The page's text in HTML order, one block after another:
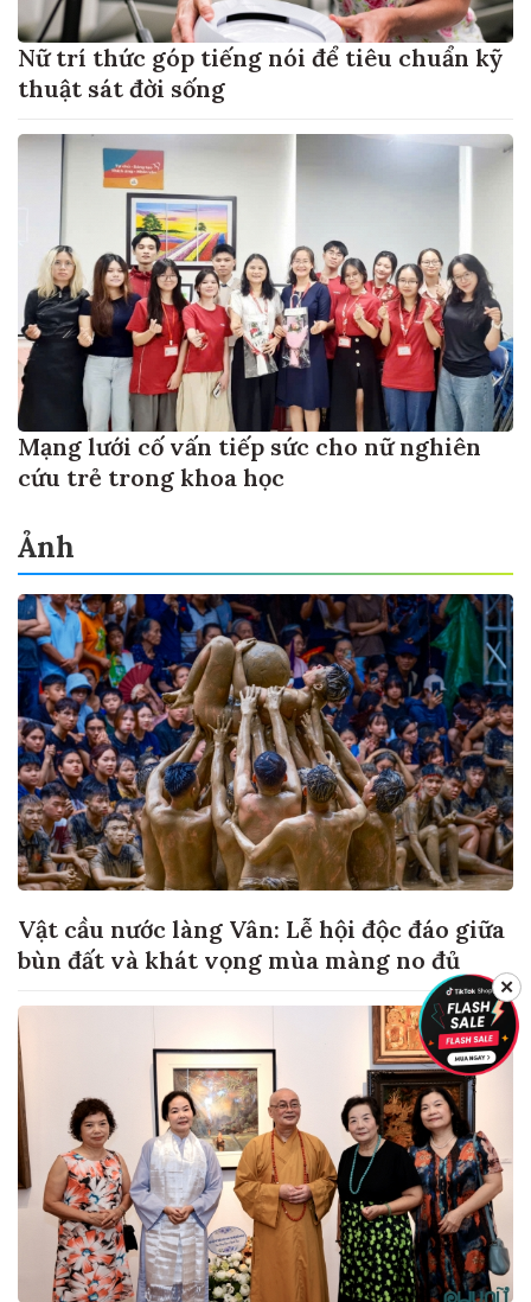
Nữ trí thức góp tiếng nói để tiêu chuẩn kỹ
thuật sát đời sống
Mạng lưới cố vấn tiếp sức cho nữ nghiên
cứu trẻ trong khoa học
Ảnh
Vật cầu nước làng Vân: Lễ hội độc đáo giữa
bùn đất và khát vọng mùa màng no đủ
✕